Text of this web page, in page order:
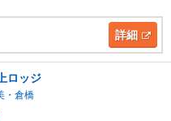
詳細
ロッジ
・倉橋